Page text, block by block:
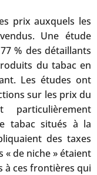
prix auxquels les
Une étude
% des détaillants
du tabac en
Les études ont
sur les prix du
tabac situés à la
des taxes
de niche » étaient
à ces frontières qui